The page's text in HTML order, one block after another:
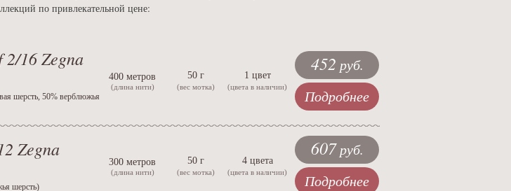
по привлекательной цене:
2/16 Zegna
шерсть, 50% верблюжья
400 метров
(длина нити)
50 г
(вес мотка)
1 цвет
(цвета в наличии)
452 руб.
Подробнее
Zegna
шерсть)
300 метров
(длина нити)
50 г
(вес мотка)
4 цвета
(цвета в наличии)
607руб.
Подробнее